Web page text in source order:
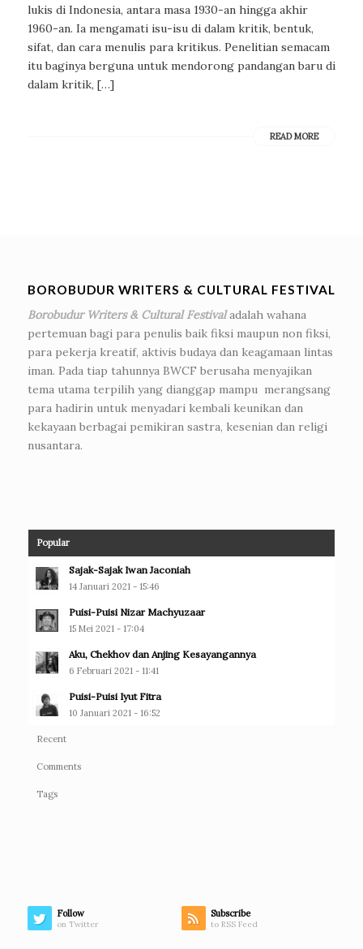
lukis di Indonesia, antara masa 1930-an hingga akhir
1960-an. Ia mengamati isu-isu di dalam kritik, bentuk,
sifat, dan cara menulis para kritikus. Penelitian semacam
itu baginya berguna untuk mendorong pandangan baru di
dalam kritik, […]
READ MORE
BOROBUDUR WRITERS & CULTURAL FESTIVAL
Borobudur Writers & Cultural Festivaladalah wahana
pertemuan bagi para penulis baik fiksi maupun non fiksi,
para pekerja kreatif, aktivis budaya dan keagamaan lintas
iman. Pada tiap tahunnya BWCF berusaha menyajikan
tema utama terpilih yang dianggap mampu merangsang
para hadirin untuk menyadari kembali keunikan dan
kekayaan berbagai pemikiran sastra, kesenian dan religi
nusantara.
Popular
Sajak-Sajak Iwan Jaconiah
14 Januari 2021 - 15:46
Puisi-Puisi Nizar Machyuzaar
15 Mei 2021 - 17:04
Aku, Chekhov dan Anjing Kesayangannya
6 Februari 2021 - 11:41
Puisi-Puisi Iyut Fitra
10 Januari 2021 - 16:52
Recent
Comments
Tags
Follow
on Twitter
Subscribe
to RSS Feed